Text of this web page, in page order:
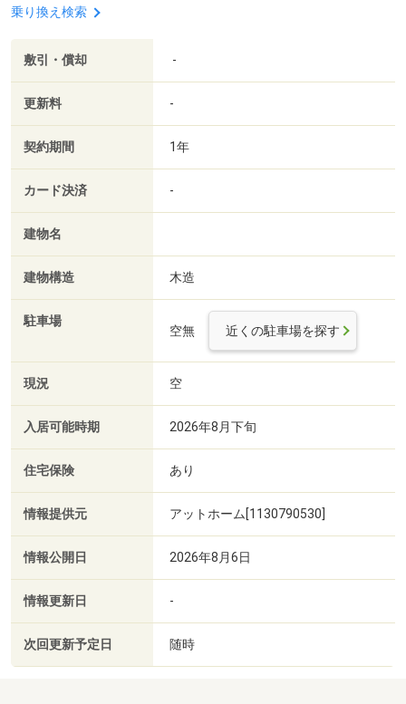
乗り換え検索
敷引・償却 -
更新料 -
契約期間 1年
カード決済 -
建物名
建物構造 木造
駐車場
空無 近くの駐車場を探す
現況 空
入居可能時期 2026年8月下旬
住宅保険 あり
情報提供元 アットホーム[1130790530]
情報公開日 2026年8月6日
情報更新日 -
次回更新予定日 随時